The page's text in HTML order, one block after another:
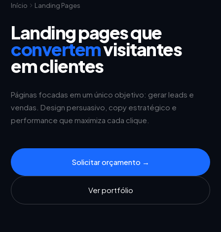
Início Landing Pages
Landing pages que
convertemvisitantes
em clientes
Páginas focadas em um único objetivo: gerar leads e
vendas. Design persuasivo, copy estratégico e
performance que maximiza cada clique.
Solicitar orçamento →
Ver portfólio